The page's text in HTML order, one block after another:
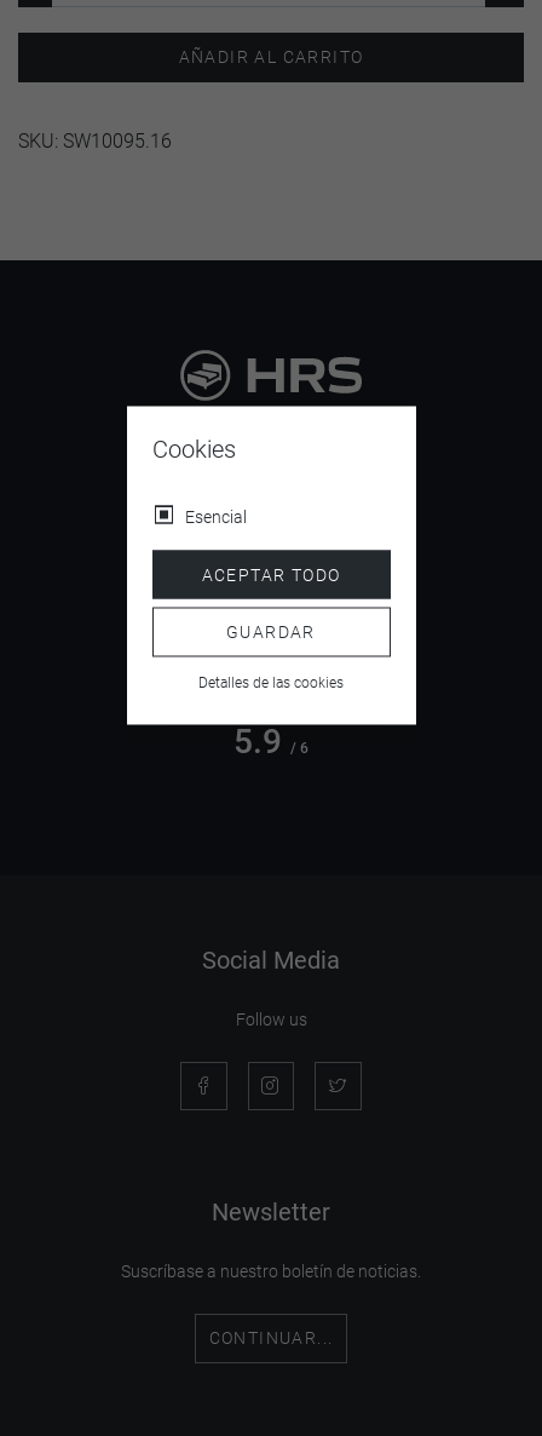
AÑADIR AL CARRITO
SKU: SW10095.16
4.5
5.9 / 6
Social Media
Follow us
Newsletter
Suscríbase a nuestro boletín de noticias.
CONTINUAR...
Cookies
Esencial
ACEPTAR TODO
GUARDAR
Detalles de las cookies